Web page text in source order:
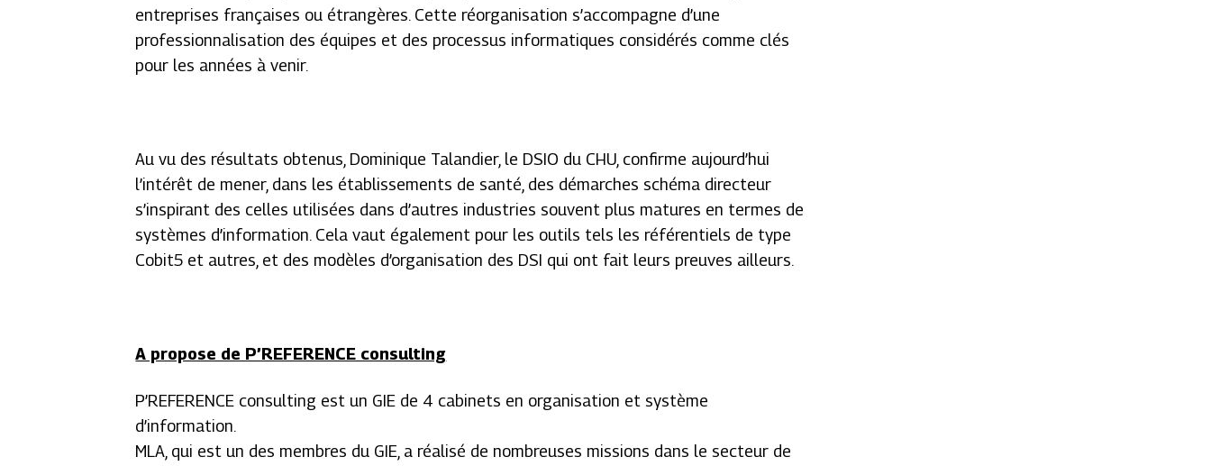
entreprises françaises ou étrangères. Cette réorganisation s’accompagne d’une
professionnalisation des équipes et des processus informatiques considérés comme clés
pour les années à venir.
Au vu des résultats obtenus, Dominique Talandier, le DSIO du CHU, confirme aujourd’hui
l’intérêt de mener, dans les établissements de santé, des démarches schéma directeur
s’inspirant des celles utilisées dans d’autres industries souvent plus matures en termes de
systèmes d’information. Cela vaut également pour les outils tels les référentiels de type
Cobit5 et autres, et des modèles d’organisation des DSI qui ont fait leurs preuves ailleurs.
A propose de P’REFERENCE consulting
P’REFERENCE consulting est un GIE de 4 cabinets en organisation et système
d’information.
MLA, qui est un des membres du GIE, a réalisé de nombreuses missions dans le secteur de